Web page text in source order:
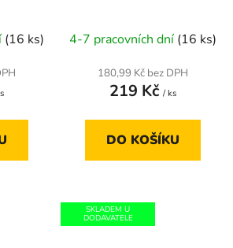
(16 ks) 4-7 pracovních dní (16 ks)
180,99 Kč bez DPH
219 Kč / ks
DO KOŠÍKU
SKLADEM U
DODAVATELE